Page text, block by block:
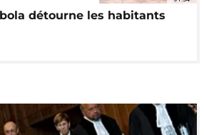
détourne les habitants